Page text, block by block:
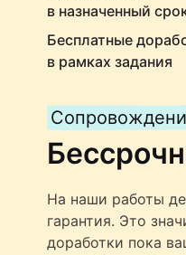
в назначенный
Бесплатные
в рамках задания
На наши работы
гарантия. Это
доработки пока